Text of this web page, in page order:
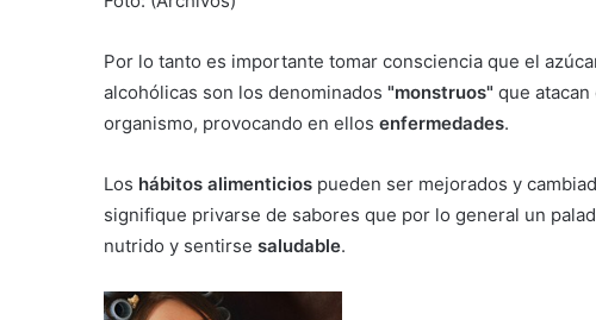
Por lo tanto es importante tomar consciencia que el
alcohólicas son los denominados "monstruos" que
organismo, provocando en ellos enfermedades.
Los hábitos alimenticios pueden ser mejorados y
signifique privarse de sabores que por lo general un
nutrido y sentirse saludable.